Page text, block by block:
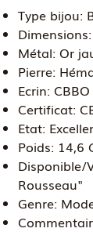
Type bijou:
Dimensions:
Métal: Or
Pierre:
Ecrin: CBBO
Certificat:
Etat:
Poids: 14,6
Disponible/
Rousseau"
Genre: